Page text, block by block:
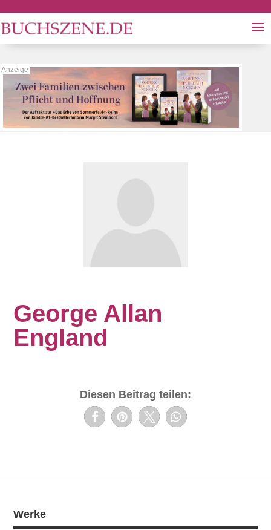
George Allan
England
Diesen Beitrag teilen:
Werke